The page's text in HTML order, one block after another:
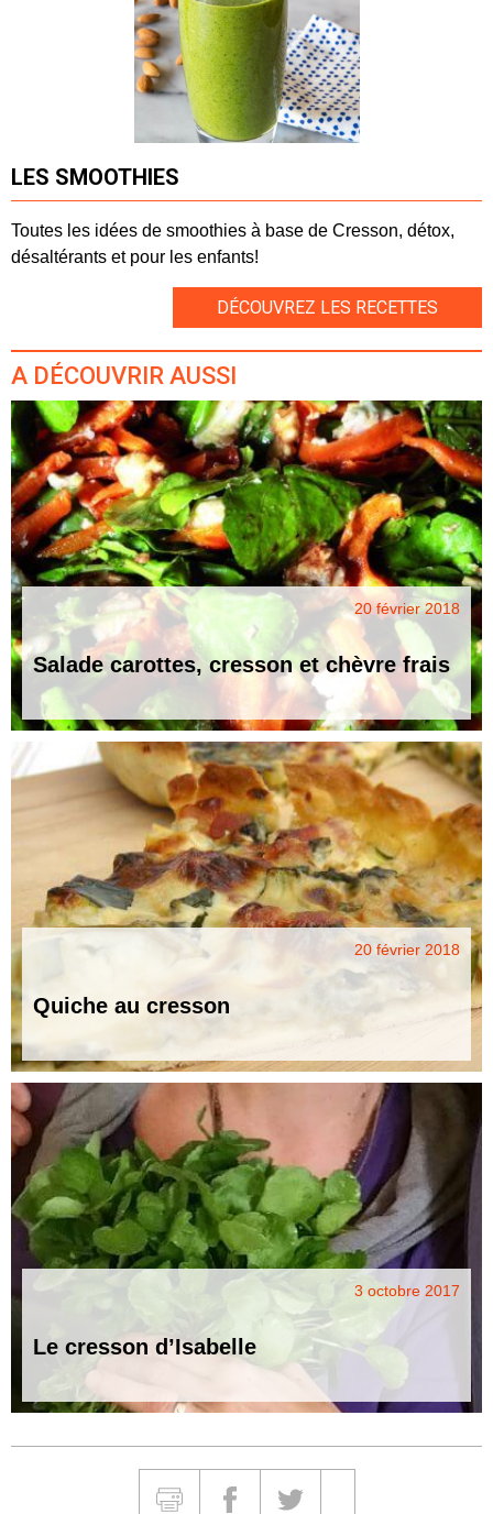
LES SMOOTHIES
Toutes les idées de smoothies à base de Cresson, détox,
désaltérants et pour les enfants!
DÉCOUVREZ LES RECETTES
A DÉCOUVRIR AUSSI
20 février 2018
Salade carottes, cresson et chèvre frais
20 février 2018
Quiche au cresson
3 octobre 2017
Le cresson d’Isabelle
ImprimerPartager sur Facebook
Partager sur Twitter